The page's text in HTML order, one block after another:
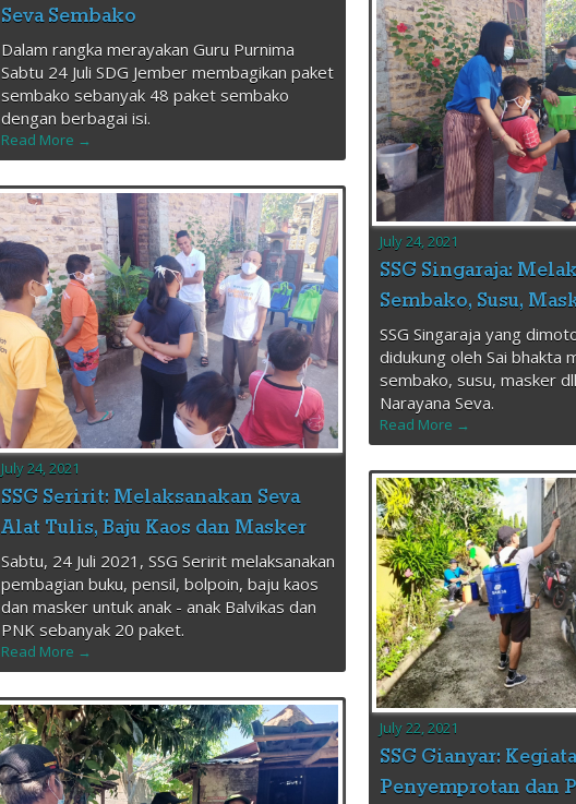
Seva Sembako
Dalam rangka merayakan Guru Purnima
Sabtu 24 Juli SDG Jember membagikan paket
sembako sebanyak 48 paket sembako
dengan berbagai isi.
Read More →
July 24, 2021
SSG Singaraja:
Sembako, Susu,
SSG Singaraja yang
didukung oleh Sai bhakta
sembako, susu, masker
Narayana Seva.
Read More →
July 24, 2021
SSG Seririt: Melaksanakan Seva
Alat Tulis, Baju Kaos dan Masker
Sabtu, 24 Juli 2021, SSG Seririt melaksanakan
pembagian buku, pensil, bolpoin, baju kaos
dan masker untuk anak - anak Balvikas dan
PNK sebanyak 20 paket.
Read More →
July 22, 2021
SSG Gianyar:
Penyemprotan dan